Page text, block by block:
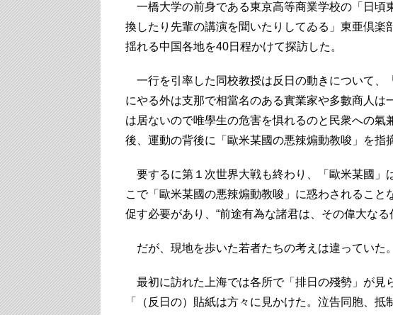
一橋大学の前身である東京高等商業学校の「日頃
換したり先輩の講演を聞いたりしてゐる」東亜倶楽
揺れる中国各地を40日程かけて探訪した。
一行を引率した同校教授は反日の動きについて、
にやる外は支那で相當名のある實業家や多數商人は
は居ないので唯學生の危害を惧れるのと民衆への氣
後、運動の背後に「歐米某國の悪辣煽動教唆」を指
要するに第１次世界大戦も終わり、「歐米某國」
こで「歐米某國の悪辣煽動教唆」に惑わされること
促す必要があり、“前途有為な諸君は、その偉大なる
だが、現地を歩いた若者たちの考えは違っていた。
最初に訪れた上海では各所で「排日の殘勢」が見
「（反日の）貼紙は方々に見かけた。泣告同胞、